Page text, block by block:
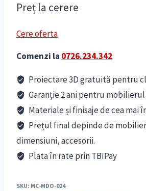
Preț la cerere
Cere oferta
Comenzi la 0726.234.342
Proiectare 3D gratuită pentru
Garanție 2 ani pentru
Materiale și finisaje de cea mai
Prețul final depinde de
dimensiuni, accesorii.
Plata în rate prin TBIPay
SKU: MC-MDO-024